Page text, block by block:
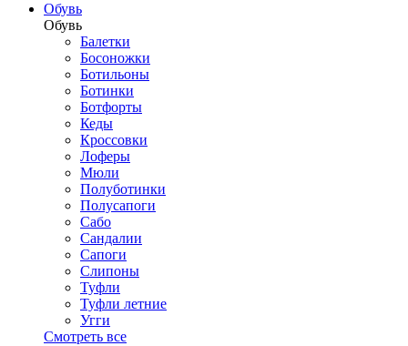
Обувь
Обувь
Балетки
Босоножки
Ботильоны
Ботинки
Ботфорты
Кеды
Кроссовки
Лоферы
Мюли
Полуботинки
Полусапоги
Сабо
Сандалии
Сапоги
Слипоны
Туфли
Туфли летние
Угги
Смотреть все